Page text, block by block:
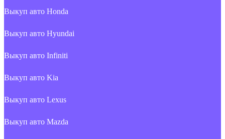
Выкуп авто Honda
Выкуп авто Hyundai
Выкуп авто Infiniti
Выкуп авто Kia
Выкуп авто Lexus
Выкуп авто Mazda